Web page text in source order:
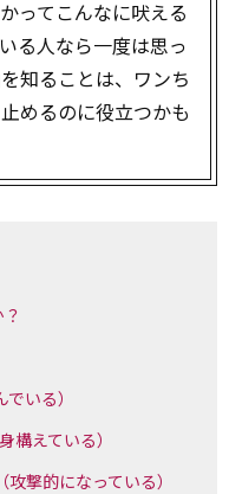
ってこんなに吠える
る人なら一度は思っ
知ることは、ワンち
めるのに役立つかも
いる）
えている）
撃的になっている）